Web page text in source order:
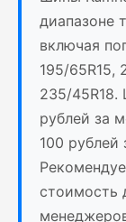
диапазоне
включая
195/65R15,
235/45R18.
рублей за
100
стоимость